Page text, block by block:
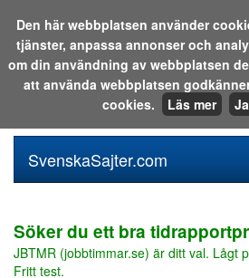
Sök i katalogen eller på webben:
SvenskaSajter.com
Söker du ett bra
JBTMR (jobbtimmar.se) är ditt val. Lågt
Fritt test.
Den här webbplatsen använder
tjänster, anpassa annonser och
om din användning av webbplatsen
att använda webbplatsen
cookies.
Läs mer